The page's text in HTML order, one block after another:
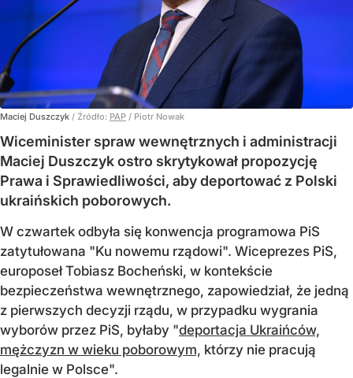
Maciej Duszczyk / Źródło: PAP / Piotr Nowak
Wiceminister spraw wewnętrznych i administracji
Maciej Duszczyk ostro skrytykował propozycję
Prawa i Sprawiedliwości, aby deportować z Polski
ukraińskich poborowych.
W czwartek odbyła się konwencja programowa PiS
zatytułowana "Ku nowemu rządowi". Wiceprezes PiS,
europoseł Tobiasz Bocheński, w kontekście
bezpieczeństwa wewnętrznego, zapowiedział, że jedną
z pierwszych decyzji rządu, w przypadku wygrania
wyborów przez PiS, byłaby "deportacja Ukraińców,
mężczyzn w wieku poborowym, którzy nie pracują
legalnie w Polsce".